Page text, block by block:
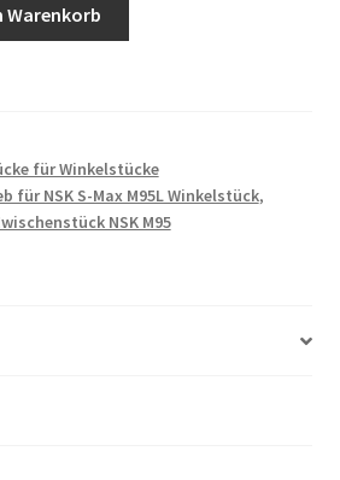
Warenkorb
für Winkelstücke
für NSK S-Max M95L Winkelstück,
NSK M95